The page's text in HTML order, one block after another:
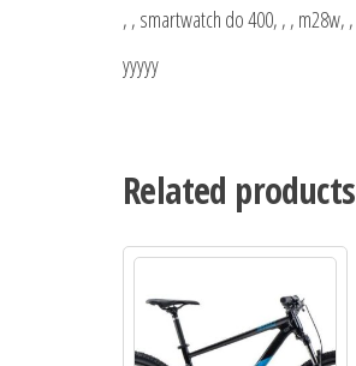
, , smartwatch do 400, , , m28w, ,
yyyyy
Related products